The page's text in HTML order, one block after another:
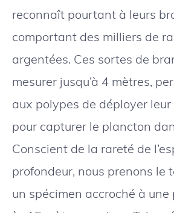
reconnaît pourtant à leurs
comportant des milliers de
argentées. Ces sortes de
mesurer jusqu’à 4 mètres,
aux polypes de déployer
pour capturer le plancton
Conscient de la rareté de
profondeur, nous prenons le
un spécimen accroché à une